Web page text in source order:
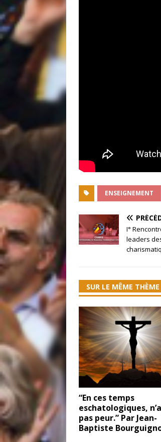
ENSEIGNEMENT
I°
leaders
SUR LE MÊME THÈME
“En ces temps
eschatologiques,
pas peur.” Par Jean-
Baptiste